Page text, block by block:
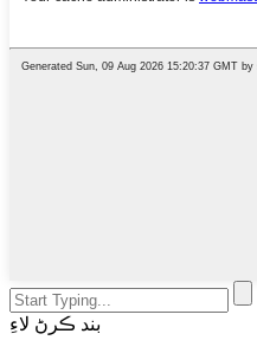
بند ڪرڻ لاءِ